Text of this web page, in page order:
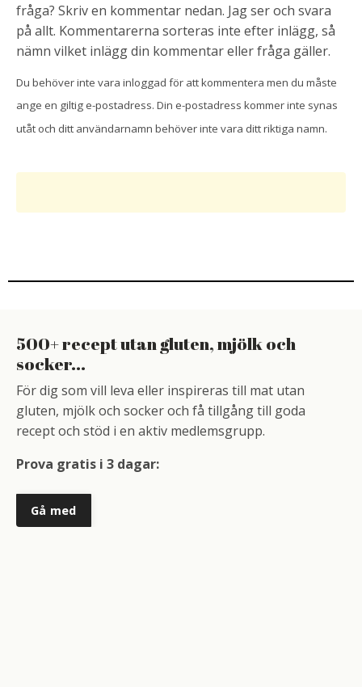
fråga? Skriv en kommentar nedan. Jag ser och svara
på allt. Kommentarerna sorteras inte efter inlägg, så
nämn vilket inlägg din kommentar eller fråga gäller.
Du behöver inte vara inloggad för att kommentera men du måste
ange en giltig e-postadress. Din e-postadress kommer inte synas
utåt och ditt användarnamn behöver inte vara ditt riktiga namn.
500+ recept utan gluten, mjölk och
socker...
För dig som vill leva eller inspireras till mat utan
gluten, mjölk och socker och få tillgång till goda
recept och stöd i en aktiv medlemsgrupp.
Prova gratis i 3 dagar:
Gå med